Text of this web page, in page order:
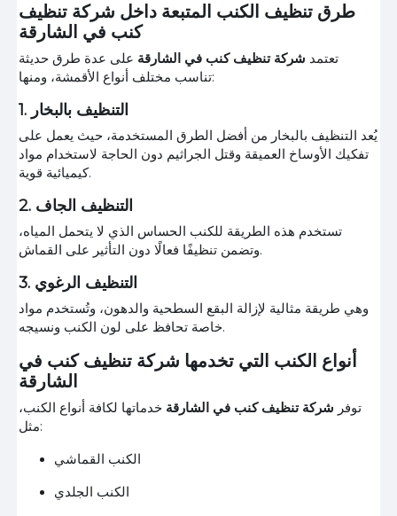
طرق تنظيف الكنب المتبعة داخل شركة تنظيف
كنب في الشارقة
تعتمد شركة تنظيف كنب في الشارقة على عدة طرق حديثة
تناسب مختلف أنواع الأقمشة، ومنها:
1. التنظيف بالبخار
يُعد التنظيف بالبخار من أفضل الطرق المستخدمة، حيث يعمل على
تفكيك الأوساخ العميقة وقتل الجراثيم دون الحاجة لاستخدام مواد
كيميائية قوية.
2. التنظيف الجاف
تستخدم هذه الطريقة للكنب الحساس الذي لا يتحمل المياه،
وتضمن تنظيفًا فعالًا دون التأثير على القماش.
3. التنظيف الرغوي
وهي طريقة مثالية لإزالة البقع السطحية والدهون، وتُستخدم مواد
خاصة تحافظ على لون الكنب ونسيجه.
أنواع الكنب التي تخدمها شركة تنظيف كنب في
الشارقة
توفر شركة تنظيف كنب في الشارقة خدماتها لكافة أنواع الكنب،
مثل:
الكنب القماشي
الكنب الجلدي